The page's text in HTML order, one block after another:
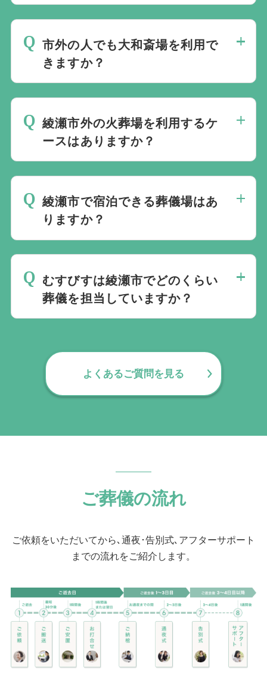
はどちらにも対応できます。
市外の人でも大和斎場を利用で
きますか？
綾瀬市外の火葬場を利用するケ
ースはありますか？
す。
綾瀬市で宿泊できる葬儀場はあ
りますか？
むすびすは綾瀬市でどのくらい
葬儀を担当していますか？
まで幅広くご提案が可能です。
よくあるご質問を見る
ご葬儀の流れ
ご依頼をいただいてから､通夜･告別式､アフターサポート
までの流れをご紹介します。